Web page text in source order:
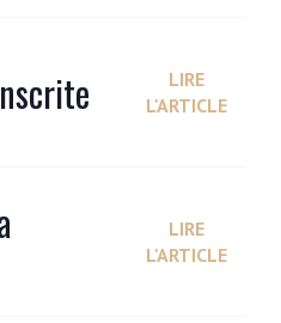
LIRE
L'ARTICLE
LIRE
L'ARTICLE